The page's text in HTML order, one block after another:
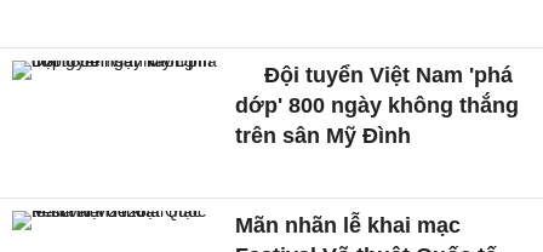
Đội tuyển Việt Nam 'phá
dớp' 800 ngày không thắng
trên sân Mỹ Đình
Mãn nhãn lễ khai mạc